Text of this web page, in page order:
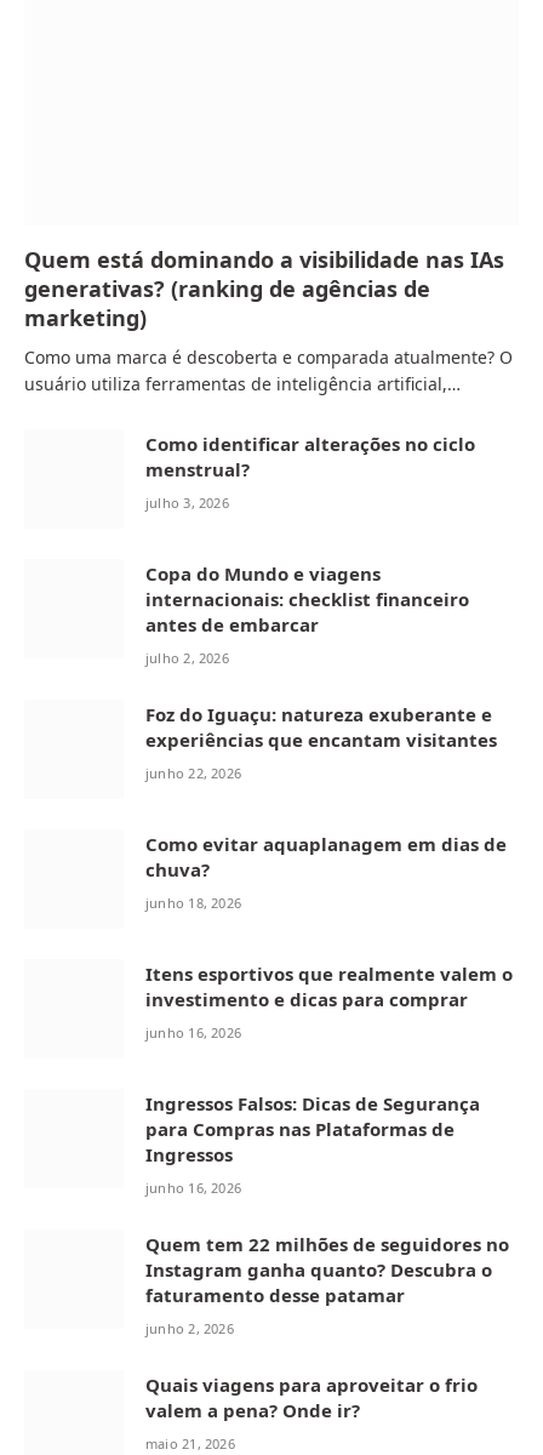
Quem está dominando a visibilidade nas IAs
generativas? (ranking de agências de
marketing)
Como uma marca é descoberta e comparada atualmente? O
usuário utiliza ferramentas de inteligência artificial,…
Como identificar alterações no ciclo
menstrual?
julho 3, 2026
Copa do Mundo e viagens
internacionais: checklist financeiro
antes de embarcar
julho 2, 2026
Foz do Iguaçu: natureza exuberante e
experiências que encantam visitantes
junho 22, 2026
Como evitar aquaplanagem em dias de
chuva?
junho 18, 2026
Itens esportivos que realmente valem o
investimento e dicas para comprar
junho 16, 2026
Ingressos Falsos: Dicas de Segurança
para Compras nas Plataformas de
Ingressos
junho 16, 2026
Quem tem 22 milhões de seguidores no
Instagram ganha quanto? Descubra o
faturamento desse patamar
junho 2, 2026
Quais viagens para aproveitar o frio
valem a pena? Onde ir?
maio 21, 2026